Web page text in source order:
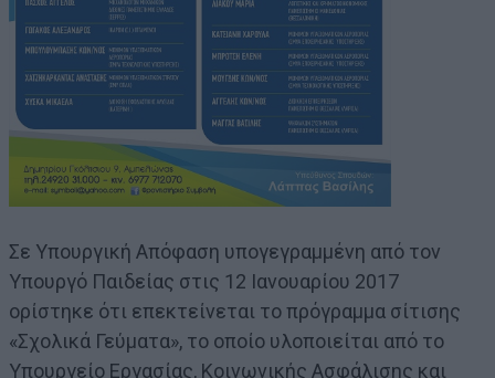
Σε Υπουργική Απόφαση υπογεγραμμένη από τον
Υπουργό Παιδείας στις 12 Ιανουαρίου 2017
ορίστηκε ότι επεκτείνεται το πρόγραμμα σίτισης
«Σχολικά Γεύματα», το οποίο υλοποιείται από το
Υπουργείο Εργασίας, Κοινωνικής Ασφάλισης και